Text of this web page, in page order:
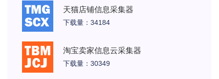
天猫店铺信息采集器
下载量：34184
淘宝卖家信息云采集器
下载量：30349